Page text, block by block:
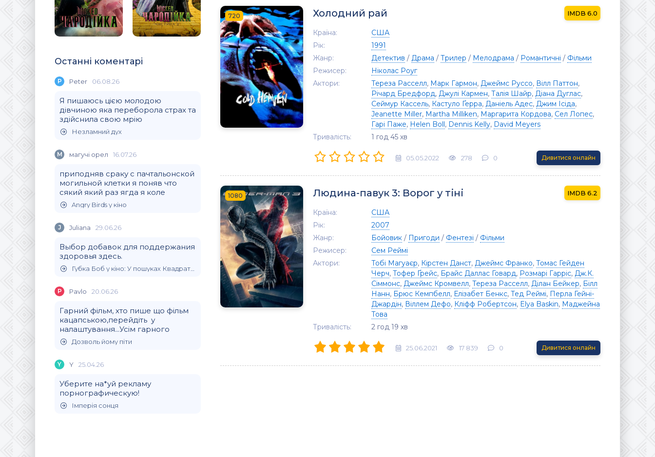
Останні коментарі
P Peter 06.08.26
Я пишаюсь цією молодою
дівчиною яка переборола страх та
здійснила свою мрію
Незламний дух
М магучi орел 16.07.26
приподняв сраку с пачтальонской
могильной клетки я поняв что
сякий який раз ягда я коле
Angry Birds у кіно
J Juliana 29.06.26
Выбор добавок для поддержания
здоровья здесь.
Губка Боб у кіно: У пошуках Квадратних Штанів
P Pavlo 20.06.26
Гарний фільм, хто пише що фільм
кацапською,перейдіть у
налаштування...Усім гарного
Дозволь йому піти
Y Y 25.04.26
Уберите на*уй рекламу
порнографическую!
Імперія сонця
720 Холодний рай 6.0
Країна:
США
Рік:
1991
Жанр:
Детектив / Драма / Трилер / Мелодрама / Романтичні / Фільми
Режисер:
Ніколас Роуг
Актори:
Тереза ​​Расселл, Марк Гармон, Джеймс Руссо, Вілл Паттон,
Річард Бредфорд, Джулі Кармен, Талія Шайр, Діана Дуглас,
Сеймур Кассель, Кастуло Ґерра, Даніель Адес, Джим Ісіда,
Jeanette Miller, Martha Milliken, Маргарита Кордова, Сел Лопес,
Гарі Паже, Helen Boll, Dennis Kelly, David Meyers
Тривалість:
1 год 45 хв
05.05.2022 278 0 Дивитися онлайн
1080 Людина-павук 3: Ворог у тіні 6.2
Країна:
США
Рік:
2007
Жанр:
Бойовик / Пригоди / Фентезі / Фільми
Режисер:
Сем Реймі
Актори:
Тобі Магуаєр, Кірстен Данст, Джеймс Франко, Томас Гейден
Черч, Тофер Ґрейс, Брайс Даллас Говард, Розмарі Гарріс, Дж.К.
Сіммонс, Джеймс Кромвелл, Тереза ​​Расселл, Ділан Бейкер, Білл
Нанн, Брюс Кемпбелл, Елізабет Бенкс, Тед Реймі, Перла Гейні-
Джардін, Віллем Дефо, Кліфф Робертсон, Elya Baskin, Маджейна
Това
Тривалість:
2 год 19 хв
25.06.2021 17 839 0 Дивитися онлайн